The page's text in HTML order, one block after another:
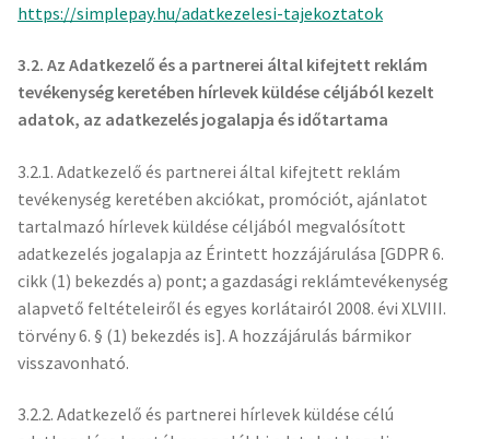
https://simplepay.hu/adatkezelesi-tajekoztatok
3.2. Az Adatkezelő és a partnerei által kifejtett reklám
tevékenység keretében hírlevek küldése céljából kezelt
adatok, az adatkezelés jogalapja és időtartama
3.2.1. Adatkezelő és partnerei által kifejtett reklám
tevékenység keretében akciókat, promóciót, ajánlatot
tartalmazó hírlevek küldése céljából megvalósított
adatkezelés jogalapja az Érintett hozzájárulása [GDPR 6.
cikk (1) bekezdés a) pont; a gazdasági reklámtevékenység
alapvető feltételeiről és egyes korlátairól 2008. évi XLVIII.
törvény 6. § (1) bekezdés is]. A hozzájárulás bármikor
visszavonható.
3.2.2. Adatkezelő és partnerei hírlevek küldése célú